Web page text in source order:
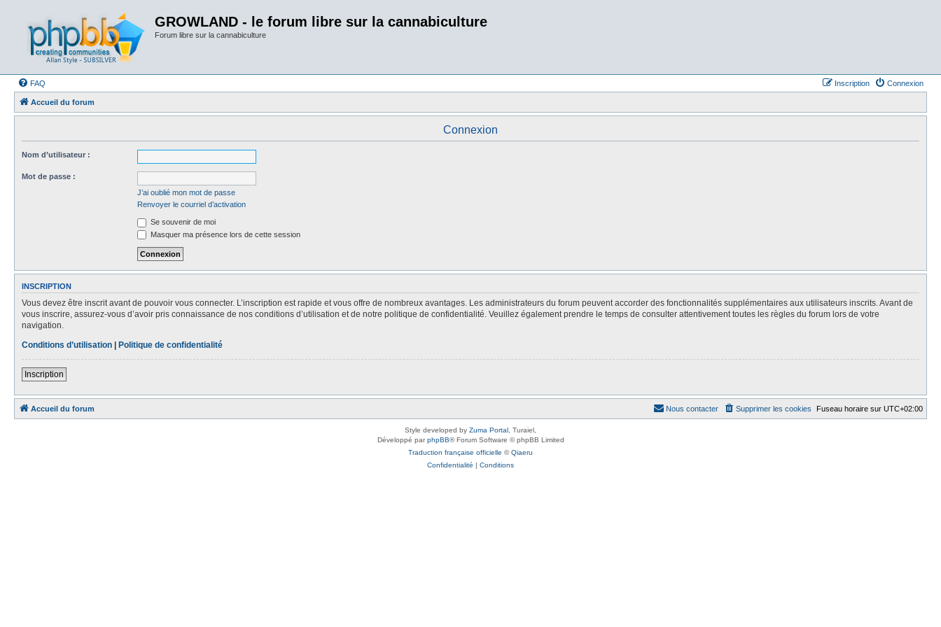
GROWLAND - le forum libre sur la cannabiculture
Forum libre sur la cannabiculture
FAQ Connexion
Inscription
Accueil du forum
Connexion
Nom d’utilisateur :
Mot de passe :
J’ai oublié mon mot de passe
Renvoyer le courriel d’activation
Se souvenir de moi
Masquer ma présence lors de cette session
INSCRIPTION
Vous devez être inscrit avant de pouvoir vous connecter. L’inscription est rapide et vous offre de nombreux avantages. Les administrateurs du forum peuvent accorder des fonctionnalités supplémentaires aux utilisateurs inscrits. Avant de
vous inscrire, assurez-vous d’avoir pris connaissance de nos conditions d’utilisation et de notre politique de confidentialité. Veuillez également prendre le temps de consulter attentivement toutes les règles du forum lors de votre
navigation.
Conditions d’utilisation | Politique de confidentialité
Inscription
Accueil du forum Fuseau horaire sur UTC+02:00
Supprimer les cookies
Nous contacter
Style developed by Zuma Portal , Turaiel,
Développé parphpBB® Forum Software © phpBB Limited
Traduction française officielle ©Qiaeru
Confidentialité | Conditions